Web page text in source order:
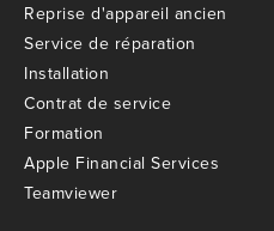
Reprise d'appareil ancien
Service de réparation
Installation
Contrat de service
Formation
Apple Financial Services
Teamviewer